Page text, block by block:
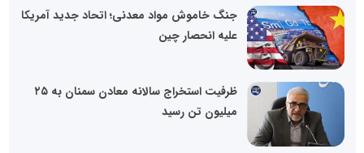
جنگ خاموش مواد معدنی؛ اتحاد جدید آمریکا
علیه انحصار چین
ظرفیت استخراج سالانه معادن سمنان به ۲۵
میلیون تن رسید